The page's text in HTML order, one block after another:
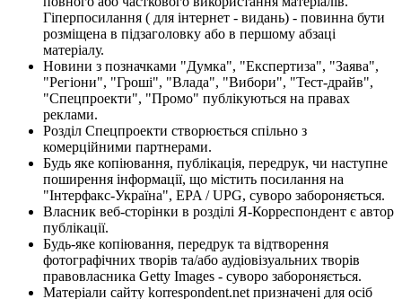
Гіперпосилання ( для інтернет - видань) - повинна бути
розміщена в підзаголовку або в першому абзаці
матеріалу.
Новини з позначками "Думка", "Експертиза", "Заява",
"Регіони", "Гроші", "Влада", "Вибори", "Тест-драйв",
"Спецпроекти", "Промо" публікуються на правах
реклами.
Розділ Спецпроекти створюється спільно з
комерційними партнерами.
Будь яке копіювання, публікація, передрук, чи наступне
поширення інформації, що містить посилання на
"Інтерфакс-Україна", EPA / UPG, суворо забороняється.
Власник веб-сторінки в розділі Я-Корреспондент є автор
публікації.
Будь-яке копіювання, передрук та відтворення
фотографічних творів та/або аудіовізуальних творів
правовласника Getty Images - суворо забороняється.
Матеріали сайту korrespondent.net призначені для осіб